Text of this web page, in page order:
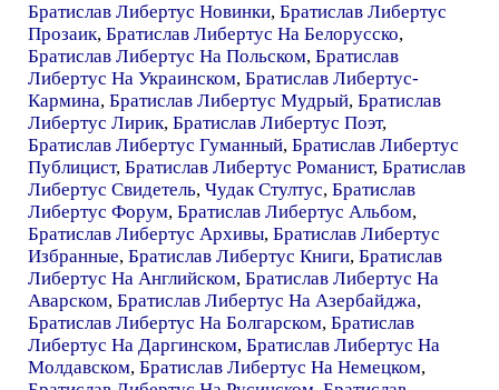
Братислав Либертус Новинки, Братислав Либертус
Прозаик, Братислав Либертус На Белорусско,
Братислав Либертус На Польском, Братислав
Либертус На Украинском, Братислав Либертус-
Кармина, Братислав Либертус Мудрый, Братислав
Либертус Лирик, Братислав Либертус Поэт,
Братислав Либертус Гуманный, Братислав Либертус
Публицист, Братислав Либертус Романист, Братислав
Либертус Свидетель, Чудак Стултус, Братислав
Либертус Форум, Братислав Либертус Альбом,
Братислав Либертус Архивы, Братислав Либертус
Избранные, Братислав Либертус Книги, Братислав
Либертус На Английском, Братислав Либертус На
Аварском, Братислав Либертус На Азербайджа,
Братислав Либертус На Болгарском, Братислав
Либертус На Даргинском, Братислав Либертус На
Молдавском, Братислав Либертус На Немецком,